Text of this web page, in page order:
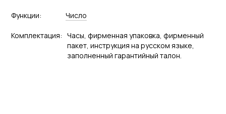
Функции: Число
Комплектация: Часы, фирменная упаковка, фирменный
пакет, инструкция на русском языке,
заполненный гарантийный талон.